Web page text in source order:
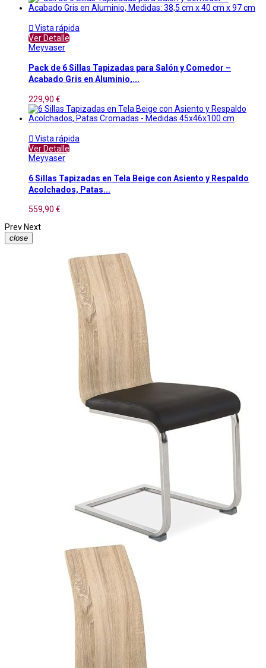
 Vista rápida
Ver Detalle
Meyvaser
Pack de 6 Sillas Tapizadas para Salón y Comedor –
Acabado Gris en Aluminio,...
229,90 €
 Vista rápida
Ver Detalle
Meyvaser
6 Sillas Tapizadas en Tela Beige con Asiento y Respaldo
Acolchados, Patas...
559,90 €
Prev Next
close